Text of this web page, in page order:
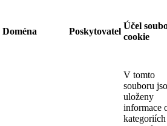
Doména Poskytovatel
Účel
cookie
V tomto
souboru
uloženy
informace
kategoriích